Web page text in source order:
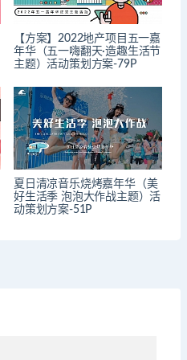
【方案】2022地产项目五一嘉
年华（五一嗨翻天·造趣生活节
主题）活动策划方案-79P
夏日清凉音乐烧烤嘉年华（美
好生活季 泡泡大作战主题）活
动策划方案-51P